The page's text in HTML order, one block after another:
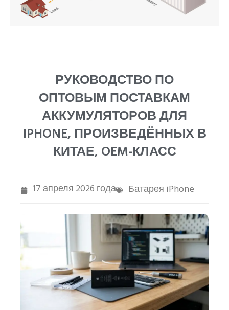
РУКОВОДСТВО ПО
ОПТОВЫМ ПОСТАВКАМ
АККУМУЛЯТОРОВ ДЛЯ
IPHONE, ПРОИЗВЕДЁННЫХ В
КИТАЕ, OEM-КЛАСС
17 апреля 2026 года Батарея iPhone